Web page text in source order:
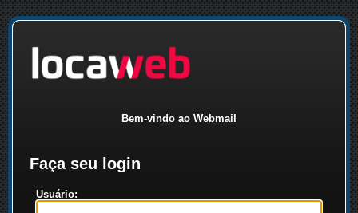
Bem-vindo ao Webmail
Faça seu login
Usuário: